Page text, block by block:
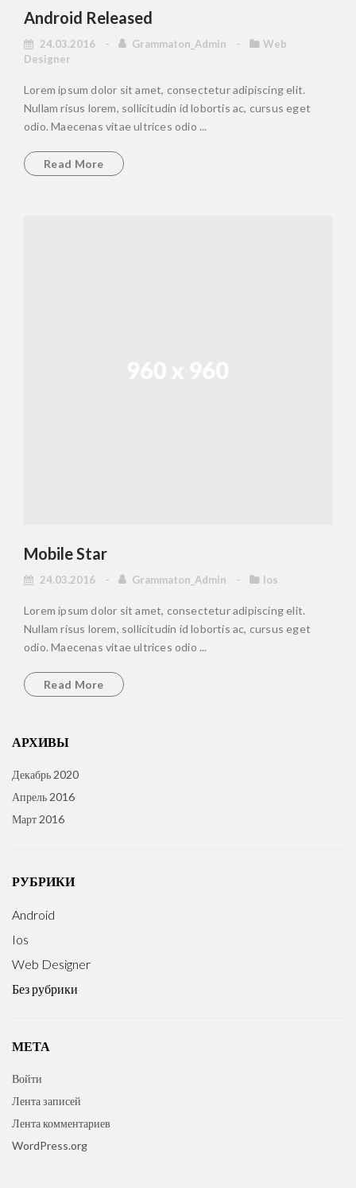
Android Released
24.03.2016 Grammaton_Admin
Web
Designer
Lorem ipsum dolor sit amet, consectetur adipiscing elit.
Nullam risus lorem, sollicitudin id lobortis ac, cursus eget
odio. Maecenas vitae ultrices odio ...
Read More
Mobile Star
24.03.2016 Grammaton_Admin Ios
Lorem ipsum dolor sit amet, consectetur adipiscing elit.
Nullam risus lorem, sollicitudin id lobortis ac, cursus eget
odio. Maecenas vitae ultrices odio ...
Read More
АРХИВЫ
Декабрь 2020
Апрель 2016
Март 2016
РУБРИКИ
Android
Ios
Web Designer
Без рубрики
МЕТА
Войти
Лента записей
Лента комментариев
WordPress.org